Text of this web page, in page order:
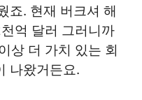
죠. 현재 버크셔 해
억 달러 그러니까
상 더 가치 있는 회
나왔거든요.